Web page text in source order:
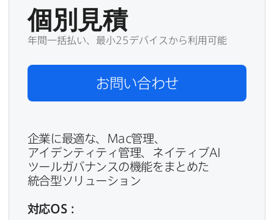
個別見積
年間一括払い、最小25デバイスから利用可能
お問い​合わせ
企業に​最適な、 Mac管理、​
アイデンティティ管理、​ネイティブAI
ツールガバナンスの​機能を​まとめた​
統合型ソリューション
対応OS：